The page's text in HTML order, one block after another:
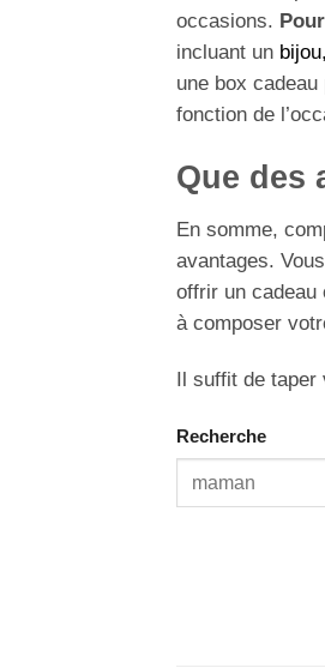
occasions.
incluant un bijou,
une box
fonction de
Que des
En somme,
avantages.
offrir un cadeau
à composer
Il suffit de
Recherche